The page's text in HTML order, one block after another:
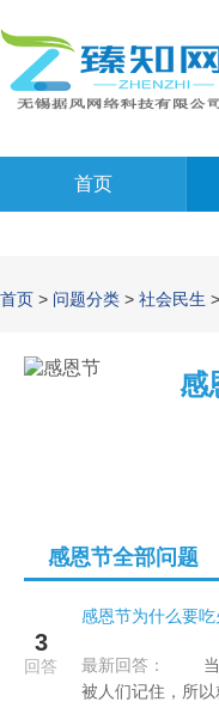
首页
首页 > 问题分类 > 社会民生 >
感
感恩节全部问题
3
回答
感恩节为什么要
最新回答：
被人们记住，所